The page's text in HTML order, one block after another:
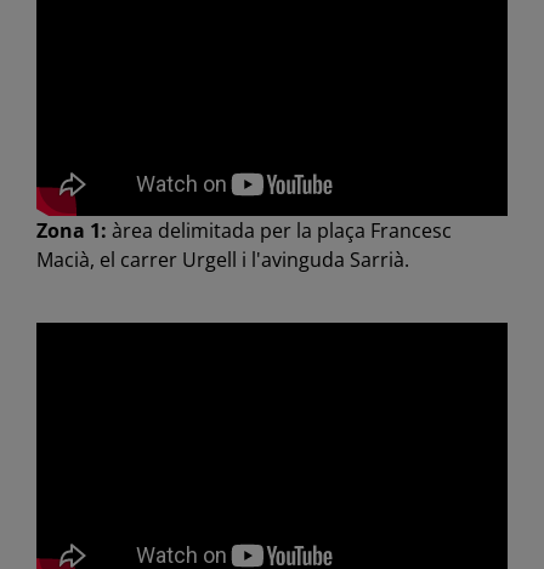
Zona 1: àrea delimitada per la plaça Francesc
Macià, el carrer Urgell i l'avinguda Sarrià.